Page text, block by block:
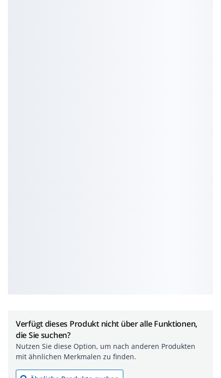
Verfügt dieses Produkt nicht über alle Funktionen,
die Sie suchen?
Nutzen Sie diese Option, um nach anderen Produkten
mit ähnlichen Merkmalen zu finden.